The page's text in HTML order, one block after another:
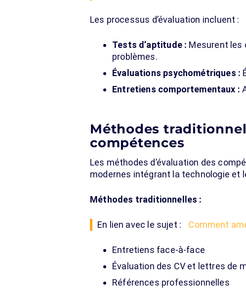
Les processus d’évaluation incluent :
Tests d’aptitude : Mesurent les
problèmes.
Évaluations psychométriques :
Entretiens comportementaux :
Méthodes
compétences
Les méthodes d’évaluation des
modernes intégrant la technologie et
Méthodes traditionnelles :
En lien avec le sujet : Comment
Entretiens face-à-face
Évaluation des CV et lettres de
Références professionnelles